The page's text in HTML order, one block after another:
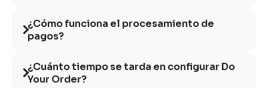
¿Cómo funciona el procesamiento de
pagos?
¿Cuánto tiempo se tarda en configurar Do
Your Order?